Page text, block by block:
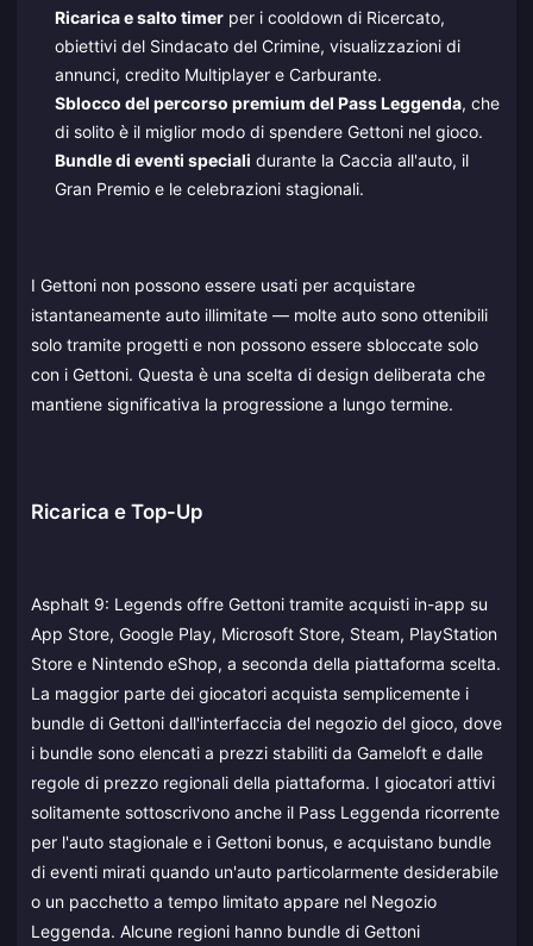
Ricarica e salto timerper i cooldown di Ricercato,
obiettivi del Sindacato del Crimine, visualizzazioni di
annunci, credito Multiplayer e Carburante.
Sblocco del percorso premium del Pass Leggenda, che
di solito è il miglior modo di spendere Gettoni nel gioco.
Bundle di eventi speciali durante la Caccia all'auto, il
Gran Premio e le celebrazioni stagionali.
I Gettoni non possono essere usati per acquistare
istantaneamente auto illimitate — molte auto sono ottenibili
solo tramite progetti e non possono essere sbloccate solo
con i Gettoni. Questa è una scelta di design deliberata che
mantiene significativa la progressione a lungo termine.
Ricarica e Top-Up
Asphalt 9: Legends offre Gettoni tramite acquisti in-app su
App Store, Google Play, Microsoft Store, Steam, PlayStation
Store e Nintendo eShop, a seconda della piattaforma scelta.
La maggior parte dei giocatori acquista semplicemente i
bundle di Gettoni dall'interfaccia del negozio del gioco, dove
i bundle sono elencati a prezzi stabiliti da Gameloft e dalle
regole di prezzo regionali della piattaforma. I giocatori attivi
solitamente sottoscrivono anche il Pass Leggenda ricorrente
per l'auto stagionale e i Gettoni bonus, e acquistano bundle
di eventi mirati quando un'auto particolarmente desiderabile
o un pacchetto a tempo limitato appare nel Negozio
Leggenda. Alcune regioni hanno bundle di Gettoni